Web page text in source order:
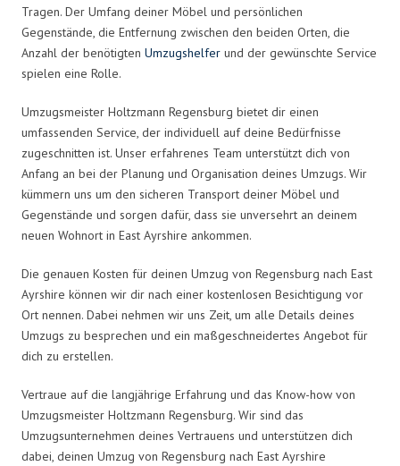
Tragen. Der Umfang deiner Möbel und persönlichen
Gegenstände, die Entfernung zwischen den beiden Orten, die
Anzahl der benötigten Umzugshelfer und der gewünschte Service
spielen eine Rolle.
Umzugsmeister Holtzmann Regensburg bietet dir einen
umfassenden Service, der individuell auf deine Bedürfnisse
zugeschnitten ist. Unser erfahrenes Team unterstützt dich von
Anfang an bei der Planung und Organisation deines Umzugs. Wir
kümmern uns um den sicheren Transport deiner Möbel und
Gegenstände und sorgen dafür, dass sie unversehrt an deinem
neuen Wohnort in East Ayrshire ankommen.
Die genauen Kosten für deinen Umzug von Regensburg nach East
Ayrshire können wir dir nach einer kostenlosen Besichtigung vor
Ort nennen. Dabei nehmen wir uns Zeit, um alle Details deines
Umzugs zu besprechen und ein maßgeschneidertes Angebot für
dich zu erstellen.
Vertraue auf die langjährige Erfahrung und das Know-how von
Umzugsmeister Holtzmann Regensburg. Wir sind das
Umzugsunternehmen deines Vertrauens und unterstützen dich
dabei, deinen Umzug von Regensburg nach East Ayrshire